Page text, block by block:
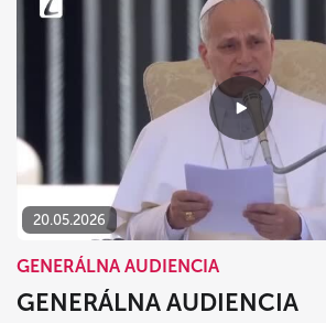
20.05.2026
GENERÁLNA AUDIENCIA
GENERÁLNA AUDIENCIA